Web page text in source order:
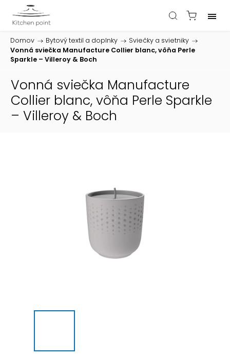
Domov / Bytový textil a doplnky / Sviečky a svietniky /
Vonná sviečka Manufacture Collier blanc, vôňa Perle
Sparkle – Villeroy & Boch
Vonná sviečka Manufacture
Collier blanc, vôňa Perle Sparkle
– Villeroy & Boch